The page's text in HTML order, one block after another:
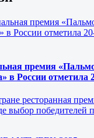
премия
в России отметила
ресторанная
выбор победителей